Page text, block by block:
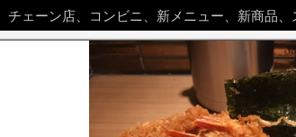
チェーン店、コンビニ、新メニュー、新商品